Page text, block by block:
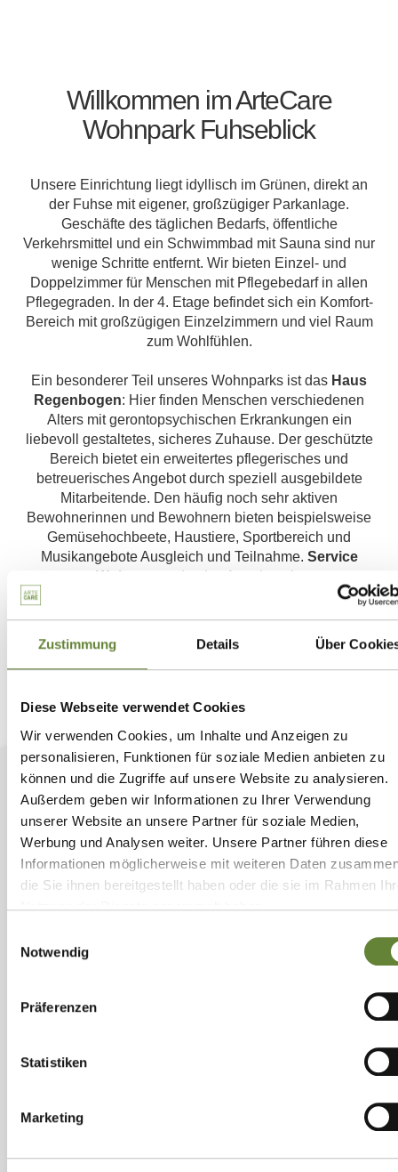
Zustimmung Details Über
Diese Webseite verwendet Cookies
Wir verwenden Cookies, um Inhalte und Anzeigen zu
personalisieren, Funktionen für soziale Medien anbieten zu
können und die Zugriffe auf unsere Website zu analysieren.
Außerdem geben wir Informationen zu Ihrer Verwendung
unserer Website an unsere Partner für soziale Medien,
Werbung und Analysen weiter. Unsere Partner führen diese
Informationen möglicherweise mit weiteren Daten
die Sie ihnen bereitgestellt haben oder die sie im Rahmen
Nutzung der Dienste gesammelt haben.
Notwendig
Präferenzen
Statistiken
Marketing
Willkommen im ArteCare
Wohnpark Fuhseblick
Unsere Einrichtung liegt idyllisch im Grünen, direkt an
der Fuhse mit eigener, großzügiger Parkanlage.
Geschäfte des täglichen Bedarfs, öffentliche
Verkehrsmittel und ein Schwimmbad mit Sauna sind nur
wenige Schritte entfernt. Wir bieten Einzel- und
Doppelzimmer für Menschen mit Pflegebedarf in allen
Pflegegraden. In der 4. Etage befindet sich ein Komfort-
Bereich mit großzügigen Einzelzimmern und viel Raum
zum Wohlfühlen.
Ein besonderer Teil unseres Wohnparks ist das Haus
Regenbogen: Hier finden Menschen verschiedenen
Alters mit gerontopsychischen Erkrankungen ein
liebevoll gestaltetes, sicheres Zuhause. Der geschützte
Bereich bietet ein erweitertes pflegerisches und
betreuerisches Angebot durch speziell ausgebildete
Mitarbeitende. Den häufig noch sehr aktiven
Bewohnerinnen und Bewohnern bieten beispielsweise
Gemüsehochbeete, Haustiere, Sportbereich und
Musikangebote Ausgleich und Teilnahme. Service
Wohnen
rundet das Angebot ab.
Der Wohnpark Fuhseblick auf
einen Blick
145
stationäre Pflegeplätze in Einzel- oder
Pflegeplätze im gerontopsychiatrischen geschützen